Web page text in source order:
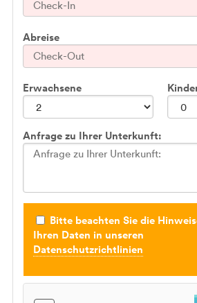
Abreise
Erwachsene
Anfrage zu Ihrer Unterkunft:
Bitte beachten Sie die
Ihren Daten in unseren
Datenschutzrichtlinien